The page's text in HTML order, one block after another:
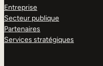
Entreprise
Secteur publique
Partenaires
Services stratégiques